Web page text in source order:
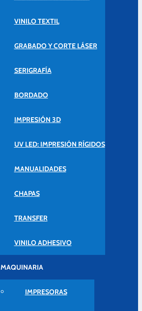
VINILO TEXTIL
GRABADO Y CORTE LÁSER
SERIGRAFÍA
BORDADO
IMPRESIÓN 3D
UV LED: IMPRESIÓN RÍGIDOS
MANUALIDADES
CHAPAS
TRANSFER
VINILO ADHESIVO
MAQUINARIA
IMPRESORAS